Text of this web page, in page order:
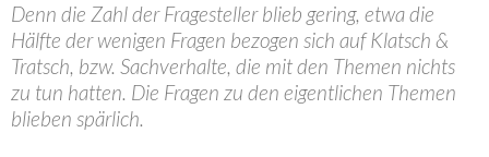
Denn die Zahl der Fragesteller blieb gering, etwa die
Hälfte der wenigen Fragen bezogen sich auf Klatsch &
Tratsch, bzw. Sachverhalte, die mit den Themen nichts
zu tun hatten. Die Fragen zu den eigentlichen Themen
blieben spärlich.